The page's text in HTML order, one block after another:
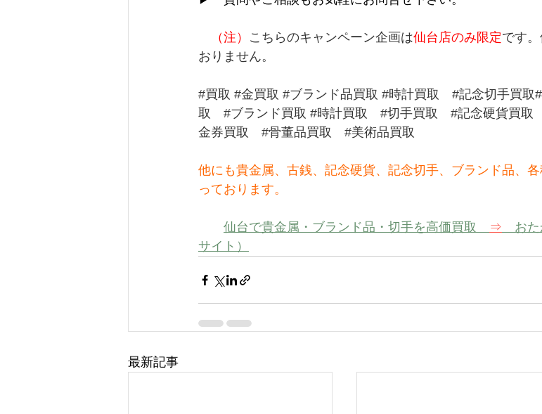
（注） こちらのキャンペーン企画は仙台店のみ限定です
おりません。
#買取 #金買取 #ブランド品買取 #時計買取 #記念切手買取
取
#ブランド買取 #時計買取 #切手買取 #記念硬貨買取
金券買取
#骨董品買取 #美術品買取
他にも貴金属、古銭、記念硬貨、記念切手、ブランド品、
っております。
仙台で貴金属・ブランド品・切手を高価買取 ⇒ おた
サイト）
最新記事